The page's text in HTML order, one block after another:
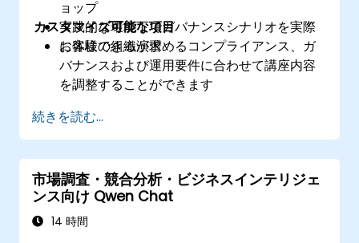
ョップ
実践的な環境下でガバナンスシナリオを実際
に体験できる演習
カスタマイズ可能な項目
お客様の組織が求めるコンプライアンス、ガ
バナンスおよび運用要件に合わせて講座内容
を調整することができます
続きを読む...
市場調査・競合分析・ビジネスインテリジェ
ンス向け Qwen Chat
14 時間